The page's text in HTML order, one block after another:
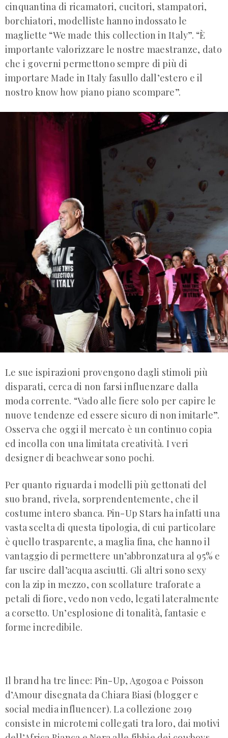
cinquantina di ricamatori, cucitori, stampatori,
borchiatori, modelliste hanno indossato le
magliette “We made this collection in Italy”. “È
importante valorizzare le nostre maestranze, dato
che i governi permettono sempre di più di
importare Made in Italy fasullo dall’estero e il
nostro know how piano piano scompare”.
Le sue ispirazioni provengono dagli stimoli più
disparati, cerca di non farsi influenzare dalla
moda corrente. “Vado alle fiere solo per capire le
nuove tendenze ed essere sicuro di non imitarle”.
Osserva che oggi il mercato è un continuo copia
ed incolla con una limitata creatività. I veri
designer di beachwear sono pochi.
Per quanto riguarda i modelli più gettonati del
suo brand, rivela, sorprendentemente, che il
costume intero sbanca. Pin-Up Stars ha infatti una
vasta scelta di questa tipologia, di cui particolare
è quello trasparente, a maglia fina, che hanno il
vantaggio di permettere un’abbronzatura al 95% e
far uscire dall’acqua asciutti. Gli altri sono sexy
con la zip in mezzo, con scollature traforate a
petali di fiore, vedo non vedo, legati lateralmente
a corsetto. Un’esplosione di tonalità, fantasie e
forme incredibile.
Il brand ha tre linee: Pin-Up, Agogoa e Poisson
d’Amour disegnata da Chiara Biasi (blogger e
social media influencer). La collezione 2019
consiste in microtemi collegati tra loro, dai motivi